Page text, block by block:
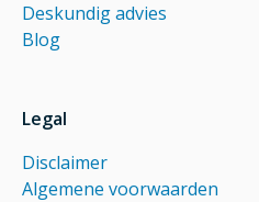
Deskundig advies
Blog
Legal
Disclaimer
Algemene voorwaarden